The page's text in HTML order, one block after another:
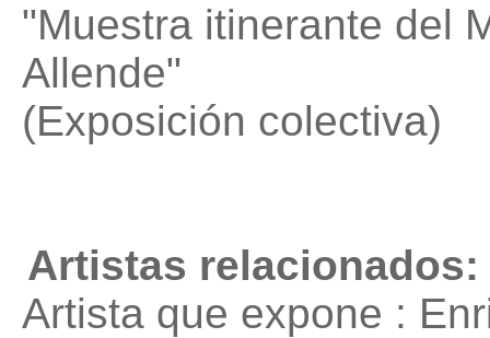
"Muestra itinerante del
Allende"
(Exposición colectiva)
Artistas relacionados:
Artista que expone :